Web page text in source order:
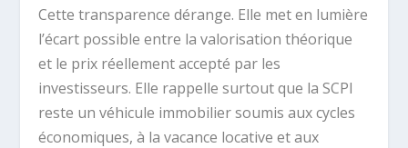
Cette transparence dérange. Elle met en lumière
l’écart possible entre la valorisation théorique
et le prix réellement accepté par les
investisseurs. Elle rappelle surtout que la SCPI
reste un véhicule immobilier soumis aux cycles
économiques, à la vacance locative et aux